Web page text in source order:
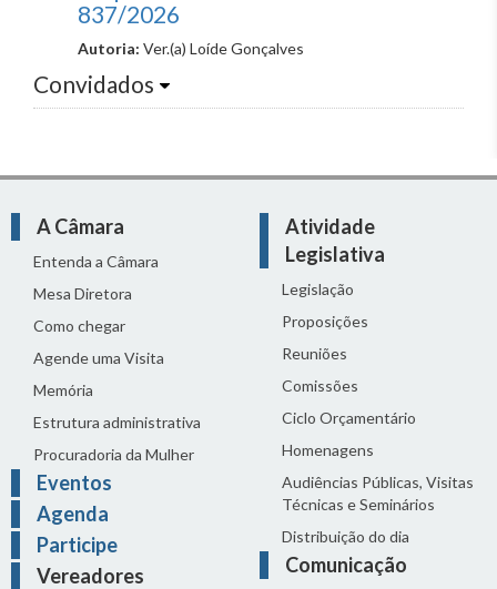
837/2026
Autoria: Ver.(a) Loíde Gonçalves
Convidados
A Câmara
Entenda a Câmara
Mesa Diretora
Como chegar
Agende uma Visita
Memória
Estrutura administrativa
Procuradoria da Mulher
Eventos
Agenda
Participe
Vereadores
Atividade
Legislativa
Legislação
Proposições
Reuniões
Comissões
Ciclo Orçamentário
Homenagens
Audiências Públicas, Visitas
Técnicas e Seminários
Distribuição do dia
Comunicação